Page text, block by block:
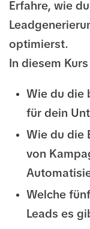
Erfahre, wie
optimierst.
In diesem
Wie du die
für dein
Wie du die
von
Welche
Leads es